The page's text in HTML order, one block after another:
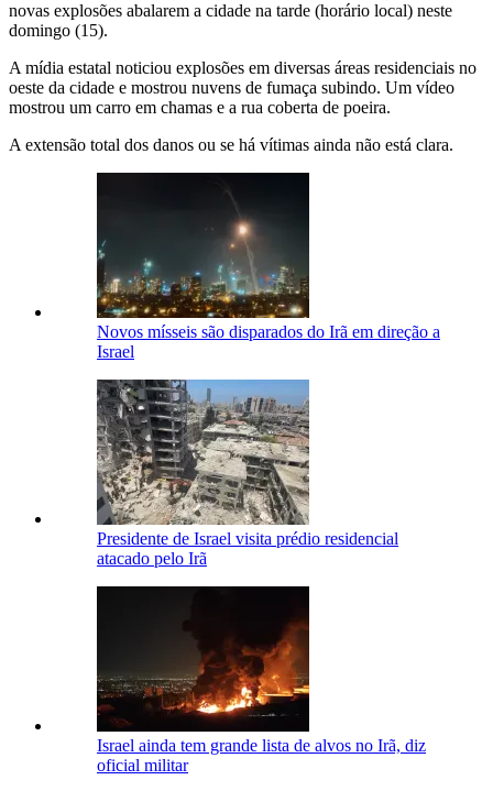
novas explosões abalarem a cidade na tarde (horário local) neste
domingo (15).
A mídia estatal noticiou explosões em diversas áreas residenciais no
oeste da cidade e mostrou nuvens de fumaça subindo. Um vídeo
mostrou um carro em chamas e a rua coberta de poeira.
A extensão total dos danos ou se há vítimas ainda não está clara.
Novos mísseis são disparados do Irã em direção a
Israel
Presidente de Israel visita prédio residencial
atacado pelo Irã
Israel ainda tem grande lista de alvos no Irã, diz
oficial militar